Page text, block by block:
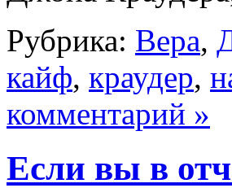
Рубрика: Вера,
кайф, краудер,
комментарий »
Если вы в